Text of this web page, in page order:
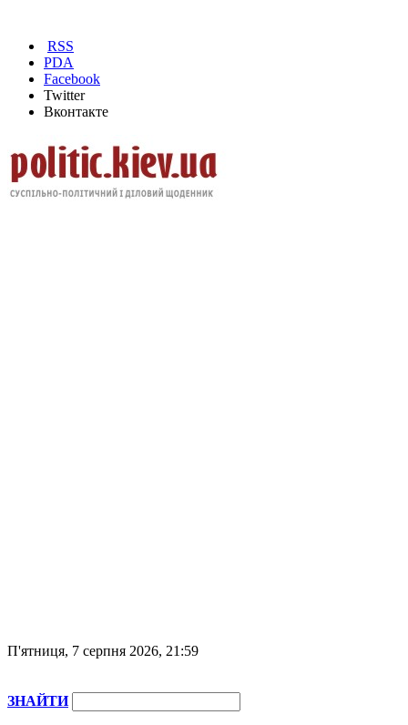
RSS
PDA
Facebook
Twitter
Вконтакте
П'ятниця, 7 серпня 2026, 21:59
ЗНАЙТИ